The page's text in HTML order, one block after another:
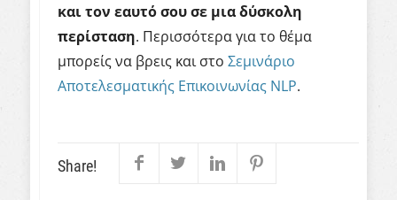
και τον εαυτό σου σε μια δύσκολη
περίσταση. Περισσότερα για το θέμα
μπορείς να βρεις και στο Σεμινάριο
Αποτελεσματικής Επικοινωνίας NLP.
Share!